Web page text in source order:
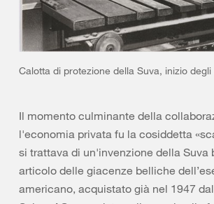
Calotta di protezione della Suva, inizio
Il momento culminante della
l'economia privata fu la cosiddetta
si trattava di un'invenzione della Suva
articolo delle giacenze belliche
americano, acquistato già nel 1947